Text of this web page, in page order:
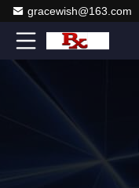
gracewish@163.com